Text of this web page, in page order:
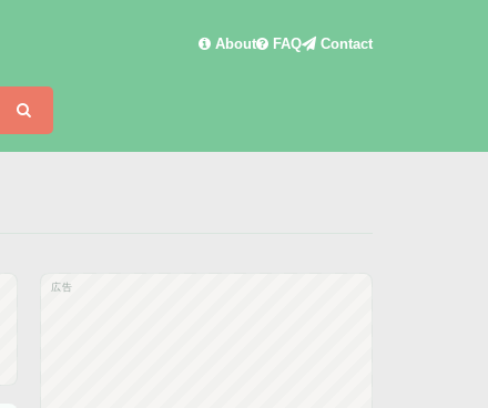
About FAQ Contact
広告